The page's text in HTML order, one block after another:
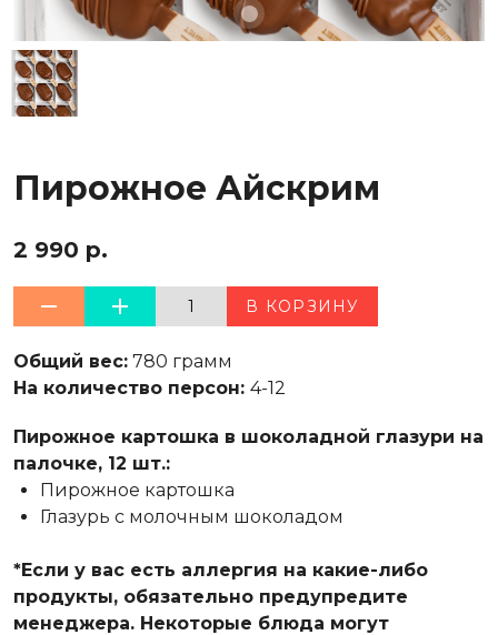
Пирожное Айскрим
2 990 р.
1 В КОРЗИНУ
Общий вес: 780 грамм
На количество персон: 4-12
Пирожное картошка в шоколадной глазури на
палочке, 12 шт.:
Пирожное картошка
Глазурь с молочным шоколадом
*Если у вас есть аллергия на какие-либо
продукты, обязательно предупредите
менеджера. Некоторые блюда могут